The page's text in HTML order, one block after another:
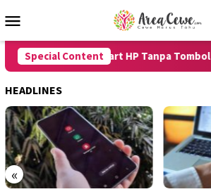
to
Menu
Special Content
8 Cara Restart HP Tanpa Tombol
HEADLINES
«